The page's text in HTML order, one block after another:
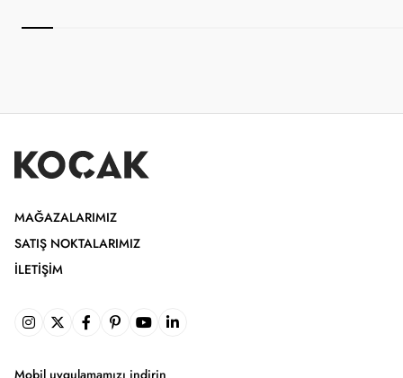
MAĞAZALARIMIZ
SATIŞ NOKTALARIMIZ
İLETIŞIM